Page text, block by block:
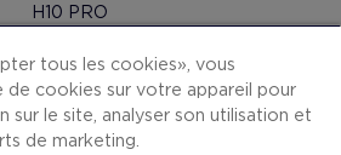
H10 PRO
DE PRESSE
PLAN DU SITE
CONTRAT
tous les cookies », vous
cookies sur votre appareil pour
sur le site, analyser son utilisation et
de marketing.